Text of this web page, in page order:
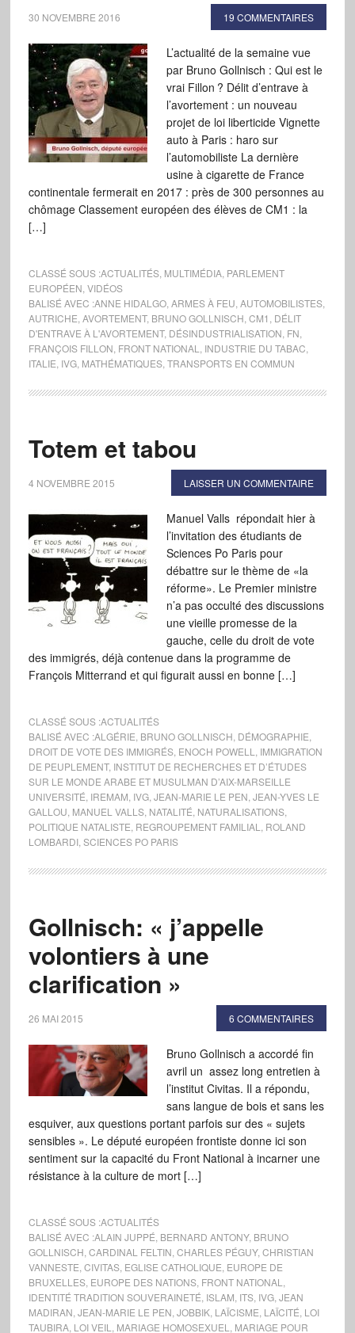
30 NOVEMBRE 2016 19 COMMENTAIRES
L’actualité de la semaine vue
par Bruno Gollnisch : Qui est le
vrai Fillon ? Délit d’entrave à
l’avortement : un nouveau
projet de loi liberticide Vignette
auto à Paris : haro sur
l’automobiliste La dernière
usine à cigarette de France
continentale fermerait en 2017 : près de 300 personnes au
chômage Classement européen des élèves de CM1 : la
[…]
CLASSÉ SOUS :ACTUALITÉS, MULTIMÉDIA, PARLEMENT
EUROPÉEN VIDÉOS
BALISÉ AVEC :ANNE HIDALGO, ARMES À FEU AUTOMOBILISTES,
AUTRICHE AVORTEMENT, BRUNO GOLLNISCH CM1 DÉLIT
D'ENTRAVE À L'AVORTEMENT, DÉSINDUSTRIALISATION FN
FRANÇOIS FILLON FRONT NATIONAL INDUSTRIE DU TABAC
ITALIE IVG, MATHÉMATIQUES, TRANSPORTS EN COMMUN
Totem et tabou
4 NOVEMBRE 2015 LAISSER UN COMMENTAIRE
Manuel Valls répondait hier à
l’invitation des étudiants de
Sciences Po Paris pour
débattre sur le thème de «la
réforme». Le Premier ministre
n’a pas occulté des discussions
une vieille promesse de la
gauche, celle du droit de vote
des immigrés, déjà contenue dans la programme de
François Mitterrand et qui figurait aussi en bonne […]
CLASSÉ SOUS :ACTUALITÉS
BALISÉ AVEC :ALGÉRIE BRUNO GOLLNISCH DÉMOGRAPHIE
DROIT DE VOTE DES IMMIGRÉS, ENOCH POWELL
IMMIGRATION
DE PEUPLEMENT, INSTITUT DE RECHERCHES ET D’ÉTUDES
SUR LE MONDE ARABE ET MUSULMAN D’AIX-MARSEILLE
UNIVERSITÉ IREMAM IVG, JEAN-MARIE LE PEN JEAN-YVES LE
GALLOU MANUEL VALLS, NATALITÉ NATURALISATIONS,
POLITIQUE NATALISTE REGROUPEMENT FAMILIAL
ROLAND
LOMBARDI, SCIENCES PO PARIS
Gollnisch: « j’appelle
volontiers à une
clarification »
26 MAI 2015 6 COMMENTAIRES
Bruno Gollnisch a accordé fin
avril un assez long entretien à
l’institut Civitas. Il a répondu,
sans langue de bois et sans les
esquiver, aux questions portant parfois sur des « sujets
sensibles ». Le député européen frontiste donne ici son
sentiment sur la capacité du Front National à incarner une
résistance à la culture de mort […]
CLASSÉ SOUS :ACTUALITÉS
BALISÉ AVEC :ALAIN JUPPÉ BERNARD ANTONY, BRUNO
GOLLNISCH CARDINAL FELTIN CHARLES PÉGUY, CHRISTIAN
VANNESTE CIVITAS, EGLISE CATHOLIQUE EUROPE DE
BRUXELLES, EUROPE DES NATIONS, FRONT NATIONAL
IDENTITÉ TRADITION SOUVERAINETÉ ISLAM ITS, IVG, JEAN
MADIRAN JEAN-MARIE LE PEN JOBBIK, LAÏCISME LAÏCITÉ LOI
TAUBIRA, LOI VEIL MARIAGE HOMOSEXUEL MARIAGE POUR